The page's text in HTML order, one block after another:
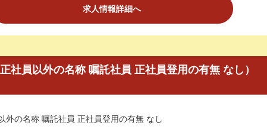
求人情報詳細へ
社員以外の名称 嘱託社員 正社員登用の有無 なし）
外の名称 嘱託社員 正社員登用の有無 なし